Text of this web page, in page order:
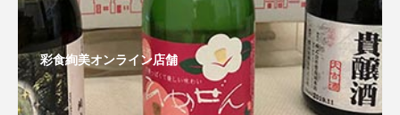
彩食絢美オンライン店舗